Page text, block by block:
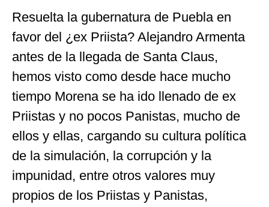
Resuelta la gubernatura de Puebla en
favor del ¿ex Priista? Alejandro Armenta
antes de la llegada de Santa Claus,
hemos visto como desde hace mucho
tiempo Morena se ha ido llenado de ex
Priistas y no pocos Panistas, mucho de
ellos y ellas, cargando su cultura política
de la simulación, la corrupción y la
impunidad, entre otros valores muy
propios de los Priistas y Panistas,